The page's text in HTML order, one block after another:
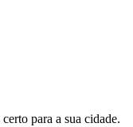
para a sua cidade.